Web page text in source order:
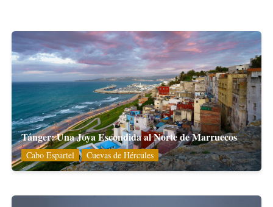
Tánger: Una Joya Escondida al Norte de Marruecos
Cabo Espartel Cuevas de Hércules